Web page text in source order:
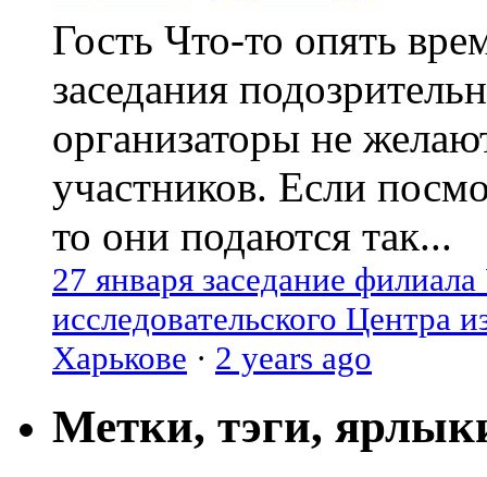
Гость Что-то опять
заседания
организаторы не
участников. Если
то они подаются так...
27 января заседание
исследовательского Центра
Харькове · 2 years ago
Метки, тэги,